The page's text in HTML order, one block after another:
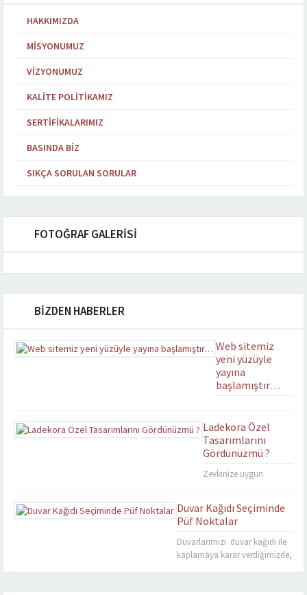
HAKKIMIZDA
MISYONUMUZ
VIZYONUMUZ
KALITE POLITIKAMIZ
SERTIFIKALARIMIZ
BASINDA BIZ
SIKÇA SORULAN SORULAR
FOTOĞRAF GALERİSİ
BİZDEN HABERLER
Web sitemiz
yeni yüzüyle
yayına
başlamıştır…
ladekora.com yayın
hayatına başlamıştır.
Ladekora Özel
Tasarımlarını
Gördünüzmü ?
Zevkinize uygun
beğenerek Estetik ve
Ferahlatıcı ortamlara
sahip olabilirsiniz.
Duvar Kağıdı Seçiminde
Püf Noktalar
Duvarlarımızı duvar kağıdı ile
kaplamaya karar verdiğimizde,